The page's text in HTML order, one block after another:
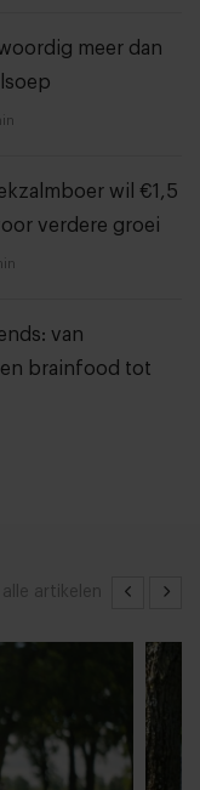
meer dan
wil €1,5
verdere groei
van
brainfood tot
alle artikelen